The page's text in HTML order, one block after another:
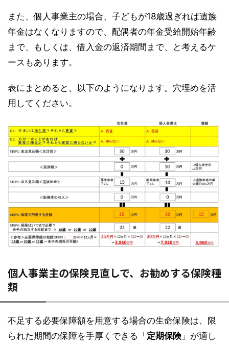
また、個人事業主の場合、子どもが18歳過ぎれば遺族
年金はなくなりますので、配偶者の年金受給開始年齢
まで、もしくは、借入金の返済期間まで、と考えるケ
ースもあります。
表にまとめると、以下のようになります。穴埋めを活
用してください。
個人事業主の保険見直しで、お勧めする保険種
類
不足する必要保障額を用意する場合の生命保険は、限
られた期間の保障を手厚くできる「定期保険」が適し